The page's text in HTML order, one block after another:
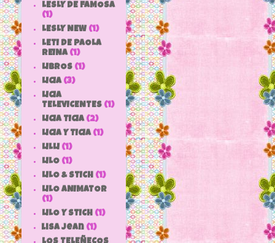
LESLY DE FAMOSA
(1)
LESLY NEW (1)
LETI DE PAOLA
REINA (1)
LIBROS (1)
LICIA (3)
LICIA
TELEVICENTES (1)
LICIA TICIA (2)
LICIA Y TICIA (1)
LILLI (1)
LILO (1)
LILO & STICH (1)
LILO ANIMATOR
(1)
LILO Y STICH (1)
lisa jean (1)